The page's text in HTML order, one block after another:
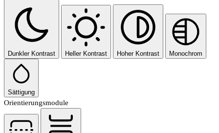
Dunkler Kontrast Heller Kontrast Hoher Kontrast Monochrom
Sättigung
Orientierungsmodule